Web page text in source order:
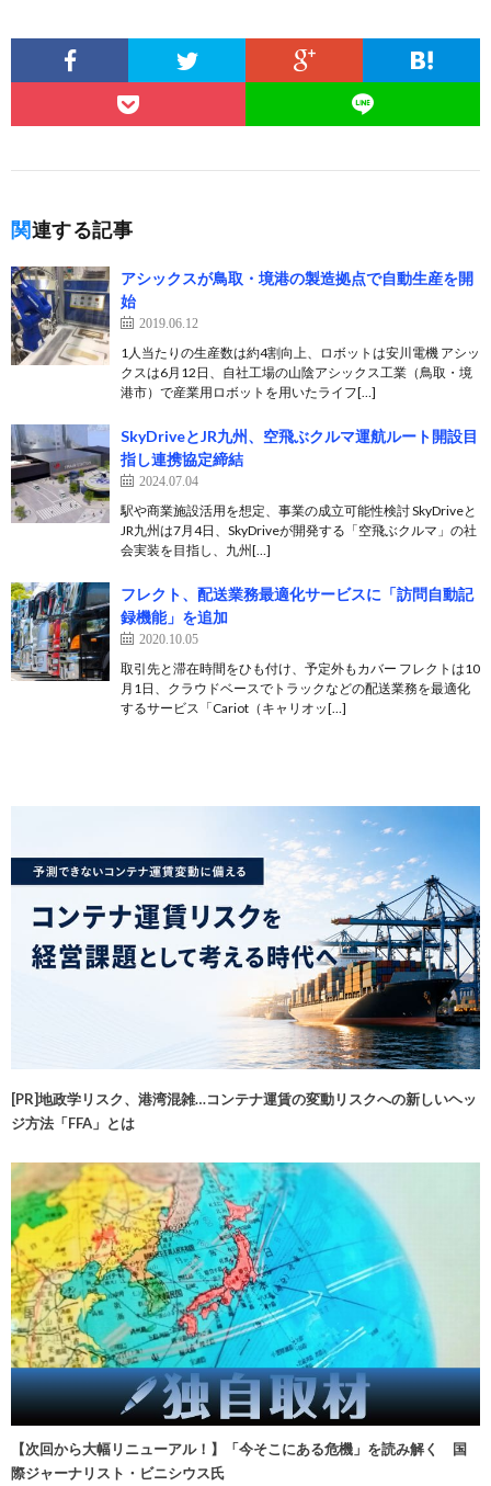
関連する記事
アシックスが鳥取・境港の製造拠点で自動生産を開
始
2019.06.12
1人当たりの生産数は約4割向上、ロボットは安川電機 アシッ
クスは6月12日、自社工場の山陰アシックス工業（鳥取・境
港市）で産業用ロボットを用いたライフ[…]
SkyDriveとJR九州、空飛ぶクルマ運航ルート開設目
指し連携協定締結
2024.07.04
駅や商業施設活用を想定、事業の成立可能性検討 SkyDriveと
JR九州は7月4日、SkyDriveが開発する「空飛ぶクルマ」の社
会実装を目指し、九州[…]
フレクト、配送業務最適化サービスに「訪問自動記
録機能」を追加
2020.10.05
取引先と滞在時間をひも付け、予定外もカバー フレクトは10
月1日、クラウドベースでトラックなどの配送業務を最適化
するサービス「Cariot（キャリオッ[…]
[PR]地政学リスク、港湾混雑…コンテナ運賃の変動リスクへの新しいヘッ
ジ方法「FFA」とは
【次回から大幅リニューアル！】「今そこにある危機」を読み解く 国
際ジャーナリスト・ビニシウス氏